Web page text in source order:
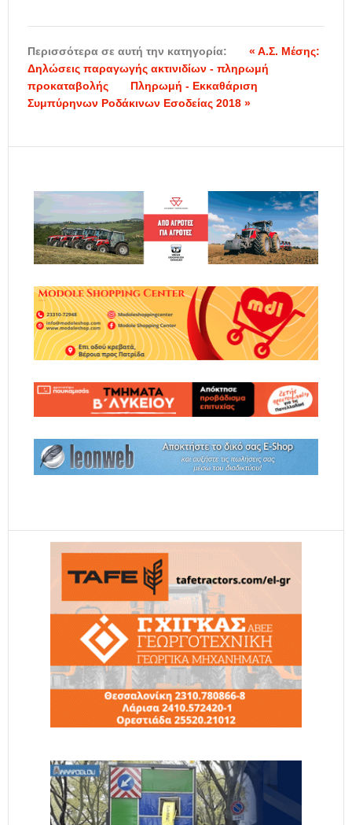
Περισσότερα σε αυτή την κατηγορία:
« Α.Σ. Μέσης:
Δηλώσεις παραγωγής ακτινιδίων - πληρωμή
προκαταβολής
Πληρωμή - Εκκαθάριση
Συμπύρηνων Ροδάκινων Εσοδείας 2018 »